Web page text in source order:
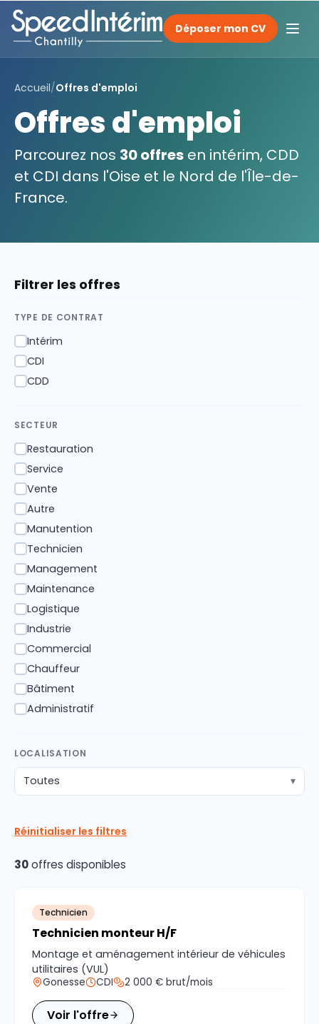
Déposer mon CV
Accueil/Offres d'emploi
Offres d'emploi
Parcourez nos 30 offres en intérim, CDD
et CDI dans l'Oise et le Nord de l'Île-de-
France.
Filtrer les offres
TYPE DE CONTRAT
Intérim
CDI
CDD
SECTEUR
Restauration
Service
Vente
Autre
Manutention
Technicien
Management
Maintenance
Logistique
Industrie
Commercial
Chauffeur
Bâtiment
Administratif
LOCALISATION
Toutes ▾
Réinitialiser les filtres
30offres disponibles
Technicien
Technicien monteur H/F
Montage et aménagement intérieur de véhicules
utilitaires (VUL)
Gonesse CDI 2 000 € brut/mois
Voir l'offre